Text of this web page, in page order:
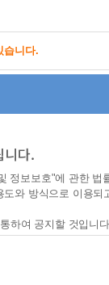
습니다.
니다.
정보보호"에 관한 법
와 방식으로 이용
하여 공지할 것입니다.